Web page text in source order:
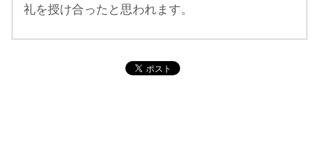
礼を授け合ったと思われます。